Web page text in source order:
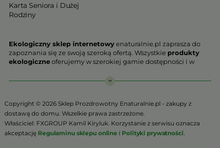
Karta Seniora i Dużej
Rodziny
Ekologiczny sklep internetowyenaturalnie.pl zaprasza do
zapoznania się ze swoją szeroką ofertą. Wszystkie produkty
ekologiczneoferujemy w szerokiej gamie dostępności i w
ekologiczne charakteryzują się najwyższą jakością.
Państwu prezentujemy stawia na jakość i bezpieczeństwo
odżywiania. Jeśli chcesz zadbać o swoją zdrową przyszłość już
teraz, niezbędna jest Ci zdrowa żywność.
Copyright © 2026 Sklep Prozdrowotny Enaturalnie.pl - zakupy z
dostawą do domu. Wszelkie prawa zastrzeżone.
Właściciel: FXGROUP Kamil Kiryluk. Korzystanie z serwisu oznacza
akceptację Regulaminu sklepu online i Polityki prywatności